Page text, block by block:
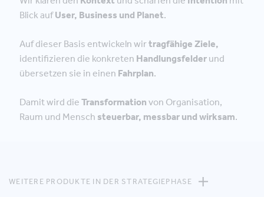
Blick aufUser, Business und Planet.
Auf dieser Basis entwickeln wirtragfähige Ziele,
identifizieren die konkreten Handlungsfelder und
übersetzen sie in einen Fahrplan.
Damit wird die Transformation von Organisation,
Raum und Mensch steuerbar, messbar und wirksam.
WEITERE PRODUKTE IN DER STRATEGIEPHASE